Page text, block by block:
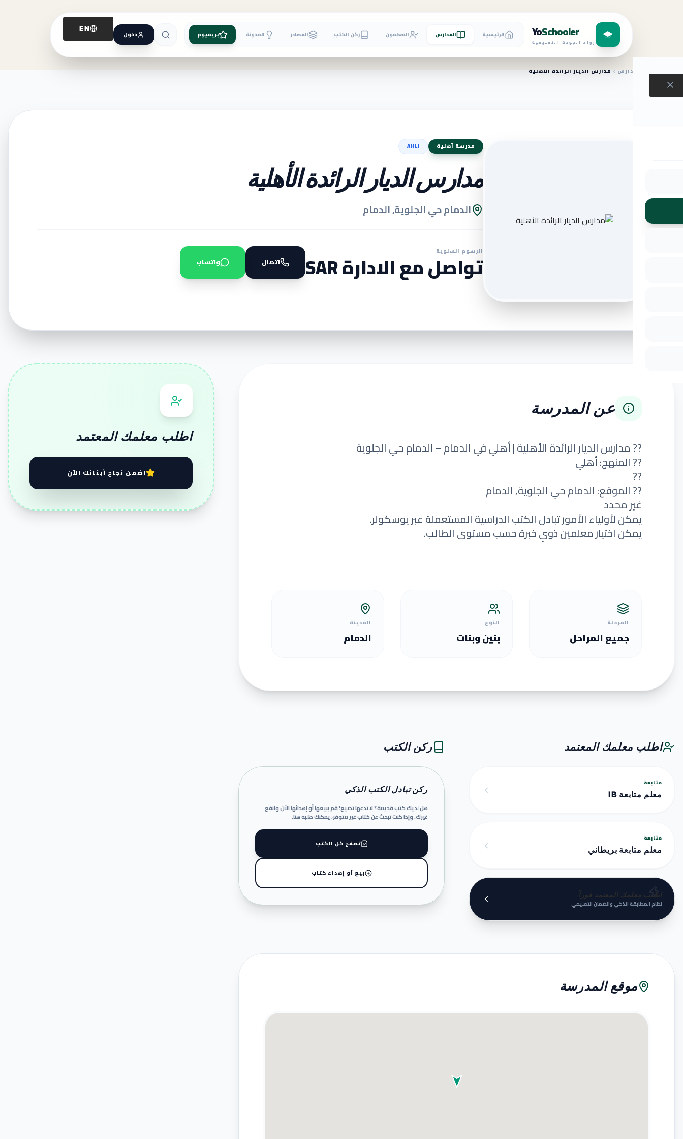
YoSchooler
رواد الجودة التعليمية
الرئيسية المدارس المعلمون ركن الكتب المصادر المدونة بريميوم دخول
EN
المدارس مدارس الديار الرائدة الأهلية
مدرسة أهلية AHLI
مدارس الديار الرائدة الأهلية
الدمام حي الجلوية, الدمام
الرسوم السنوية
تواصل مع الادارة SAR اتصال واتساب
عن المدرسة
?? مدارس الديار الرائدة الأهلية | أهلي في الدمام – الدمام حي الجلوية
?? المنهج: أهلي
??
?? الموقع: الدمام حي الجلوية, الدمام
غير محدد
يمكن لأولياء الأمور تبادل الكتب الدراسية المستعملة عبر يوسكولر.
يمكن اختيار معلمين ذوي خبرة حسب مستوى الطالب.
المرحلة
جميع المراحل
النوع
بنين وبنات
المدينة
الدمام
اطلب معلمك المعتمد
متابعة
معلم متابعة IB
متابعة
معلم متابعة بريطاني
اطلب معلمك المعتمد فوراً
نظام المطابقة الذكي والضمان التعليمي
ركن الكتب
ركن تبادل الكتب الذكي
هل لديك كتب قديمة؟ لا تدعها تضيع! قم ببيعها أو إهدائها الآن وانفع
غيرك. وإذا كنت تبحث عن كتاب غير متوفر، يمكنك طلبه هنا.
تصفح كل الكتب
بيع أو إهداء كتاب
موقع المدرسة
اطلب معلمك المعتمد
اضمن نجاح أبنائك الآن